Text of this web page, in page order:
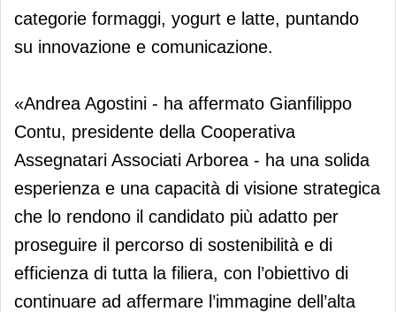
categorie formaggi, yogurt e latte, puntando
su innovazione e comunicazione.
«Andrea Agostini - ha affermato Gianfilippo
Contu, presidente della Cooperativa
Assegnatari Associati Arborea - ha una solida
esperienza e una capacità di visione strategica
che lo rendono il candidato più adatto per
proseguire il percorso di sostenibilità e di
efficienza di tutta la filiera, con l’obiettivo di
continuare ad affermare l’immagine dell’alta